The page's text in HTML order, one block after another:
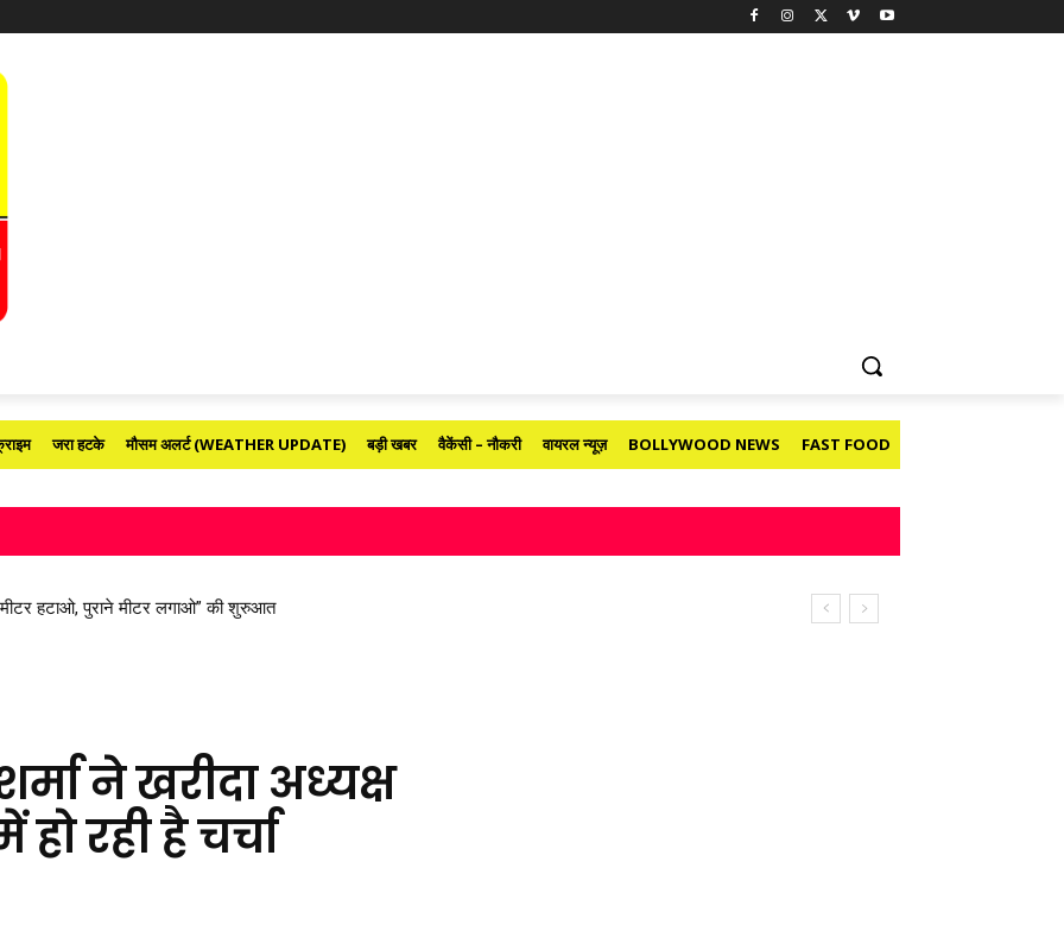
जरा हटके मौसम अलर्ट (WEATHER UPDATE) बड़ी खबर वैकेंसी – नौकरी वायरल न्यूज़ BOLLYWOOD NEWS FAST FOOD
हटाओ, पुराने मीटर लगाओ” की शुरुआत
सिंह देव से मिले सांसद विजय बघेल
ने खरीदा अध्यक्ष
रही है चर्चा